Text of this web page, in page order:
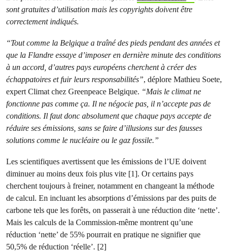
sont gratuites d’utilisation mais les copyrights doivent être
correctement indiqués.
“Tout comme la Belgique a traîné des pieds pendant des années et
que la Flandre essaye d’imposer en dernière minute des conditions
à un accord, d’autres pays européens cherchent à créer des
échappatoires et fuir leurs responsabilités”, déplore Mathieu Soete,
expert Climat chez Greenpeace Belgique. “Mais le climat ne
fonctionne pas comme ça. Il ne négocie pas, il n’accepte pas de
conditions. Il faut donc absolument que chaque pays accepte de
réduire ses émissions, sans se faire d’illusions sur des fausses
solutions comme le nucléaire ou le gaz fossile.”
Les scientifiques avertissent que les émissions de l’UE doivent
diminuer au moins deux fois plus vite [1]. Or certains pays
cherchent toujours à freiner, notamment en changeant la méthode
de calcul. En incluant les absorptions d’émissions par des puits de
carbone tels que les forêts, on passerait à une réduction dite ‘nette’.
Mais les calculs de la Commission-même montrent qu’une
réduction ‘nette’ de 55% pourrait en pratique ne signifier que
50,5% de réduction ‘réelle’. [2]